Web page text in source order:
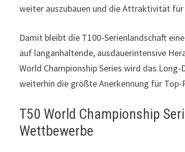
weiter auszubauen und die Attraktivität
Damit bleibt die T100-Serienlandschaft
auf langanhaltende, ausdauerintensive
World Championship Series wird das
weiterhin die größte Anerkennung für
T50 World Championship
Wettbewerbe